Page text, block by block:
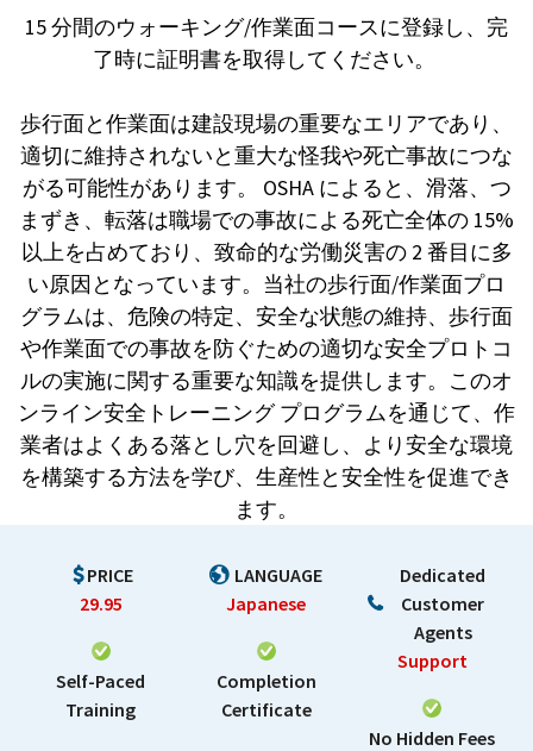
15 分間のウォーキング/作業面コースに登録し、完
了時に証明書を取得してください。
歩行面と作業面は建設現場の重要なエリアであり、
適切に維持されないと重大な怪我や死亡事故につな
がる可能性があります。 OSHA によると、滑落、つ
まずき、転落は職場での事故による死亡全体の 15%
以上を占めており、致命的な労働災害の 2 番目に多
い原因となっています。当社の歩行面/作業面プロ
グラムは、危険の特定、安全な状態の維持、歩行面
や作業面での事故を防ぐための適切な安全プロトコ
ルの実施に関する重要な知識を提供します。このオ
ンライン安全トレーニング プログラムを通じて、作
業者はよくある落とし穴を回避し、より安全な環境
を構築する方法を学び、生産性と安全性を促進でき
ます。
PRICE
29.95
Self-Paced
Training
LANGUAGE
Japanese
Completion
Certificate
Dedicated
Customer
Agents
Support
No Hidden Fees